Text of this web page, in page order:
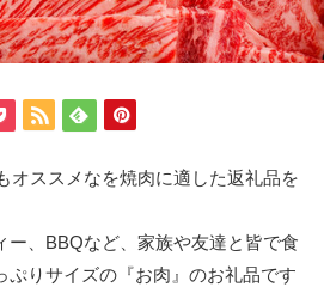
オススメなを焼肉に適した返礼品を
ー、BBQなど、家族や友達と皆で食
ぷりサイズの『お肉』のお礼品です